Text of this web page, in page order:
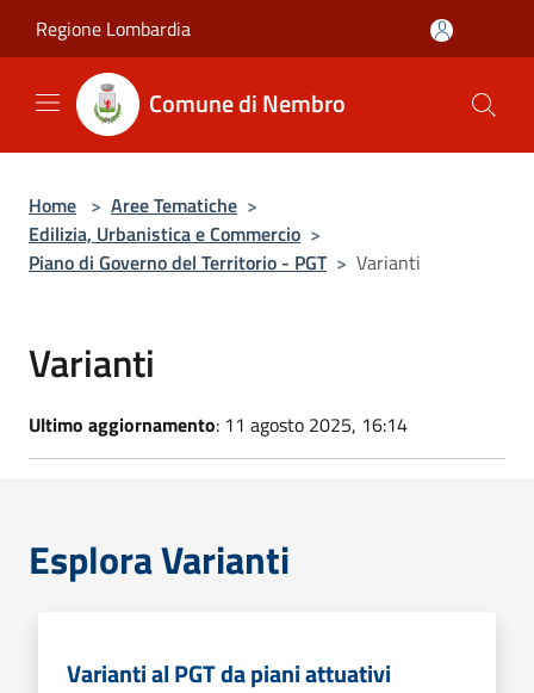
Regione Lombardia
Comune di Nembro
Home > Aree Tematiche >
Edilizia, Urbanistica e Commercio >
Piano di Governo del Territorio - PGT > Varianti
Varianti
Ultimo aggiornamento: 11 agosto 2025, 16:14
Esplora Varianti
Varianti al PGT da piani attuativi